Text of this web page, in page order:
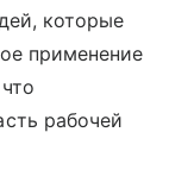
которые
применение
рабочей